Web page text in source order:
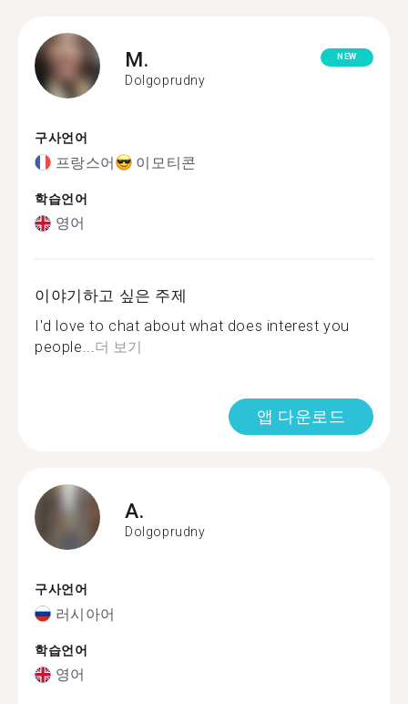
M.
Dolgoprudny
NEW
구사언어
프랑스어 이모티콘
학습언어
영어
이야기하고 싶은 주제
I'd love to chat about what does interest you
people...더 보기
앱 다운로드
A.
Dolgoprudny
구사언어
러시아어
학습언어
영어